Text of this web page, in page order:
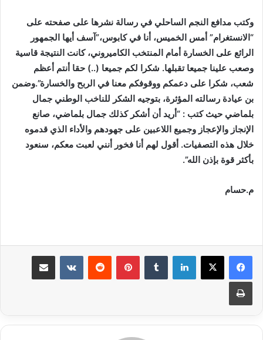
وكتب مدافع النجم الساحلي في رسالة نشرها على صفحته على
“الانستغرام” أمس الخميس، أنا في كابوس،”آسف أيها الجمهور
الرائع على الخسارة أمام المنتخب الكاميروني، كانت النتيجة قاسية
وصعب علينا جميعا تقبلها. شكرا لكم جميعا (..) حقا أنتم أعظم
شعب، شكرا على دعمكم ووقوفكم معنا في الربح والخسارة”.وضمن
بن عيادة رسالته المؤثرة، بتوجيه الشكر للناخب الوطني جمال
بلماضي حيث كتب : “أريد أن أشكر كذلك جمال بلماضي، صانع
الإنجاز والإعجاز وجميع اللاعبين على جهودهم والأداء الذي قدموه
خلال هذه التصفيات. أقول لهم أنا فخور أنني لعبت معكم، سنعود
بأكثر قوة بإذن الله”.
م.حسام
لينكدإن بينتيريست
طباعة